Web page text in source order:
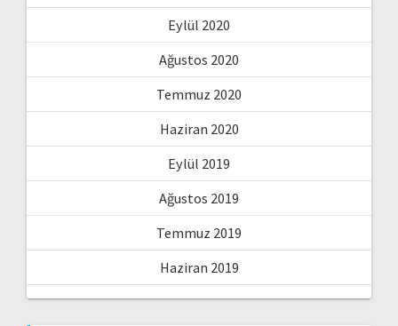
Eylül 2020
Ağustos 2020
Temmuz 2020
Haziran 2020
Eylül 2019
Ağustos 2019
Temmuz 2019
Haziran 2019